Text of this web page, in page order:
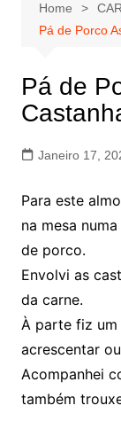
Home
Pá de Porco
Pá de
Janeiro 17,
Para este
na mesa
de porco.
Envolvi as
da carne.
À parte fiz um
acrescentar
Acompanhei
também